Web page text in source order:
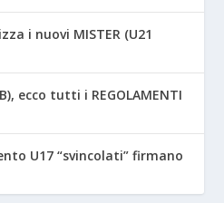
i nuovi MISTER (U21
ecco tutti i REGOLAMENTI
U17 “svincolati” firmano